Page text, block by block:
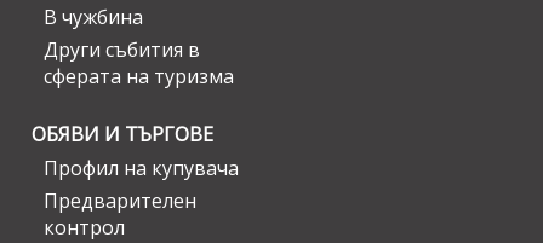
В чужбина
Други събития в
сферата на туризма
ОБЯВИ И ТЪРГОВЕ
Профил на купувача
Предварителен
контрол